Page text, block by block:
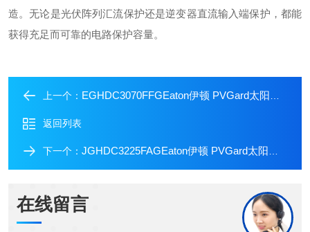
造。无论是光伏阵列汇流保护还是逆变器直流输入端保护，都能
获得充足而可靠的电路保护容量。
上一个： EGHDC3070FFGEaton伊顿 PVGard太阳能直流塑壳断路器
返回列表
下一个： JGHDC3225FAGEaton伊顿 PVGard太阳能直流塑壳断路器
在线留言